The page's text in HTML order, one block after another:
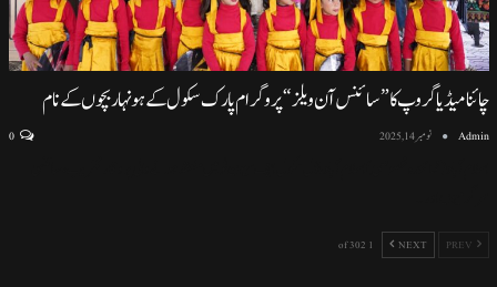
چائنا میڈیا گروپ کا ”سائنس آن ویلز“ پروگرام پارک سکول کے ہونہار بچوں کے نام
Admin نومبر 14, 2025 0
NEXT
1 of 302